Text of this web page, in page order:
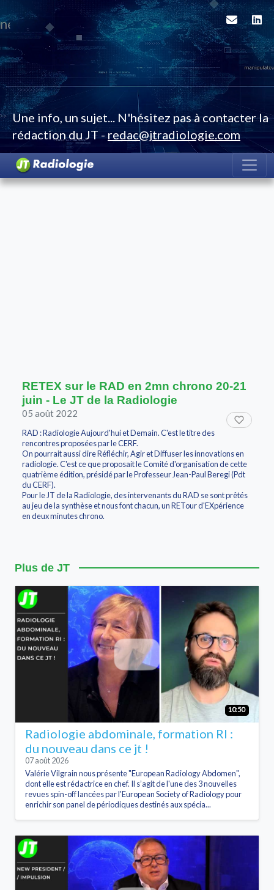
Une info, un sujet... N'hésitez pas à contacter la
rédaction du JT -redac@jtradiologie.com
RETEX sur le RAD en 2mn chrono 20-21
juin - Le JT de la Radiologie
05 août 2022
RAD : Radiologie Aujourd'hui et Demain. C'est le titre des
rencontres proposées par le CERF.
On pourrait aussi dire Réfléchir, Agir et Diffuser les innovations en
radiologie. C'est ce que proposait le Comité d'organisation de cette
quatrième édition, présidé par le Professeur Jean-Paul Beregi (Pdt
du CERF).
Pour le JT de la Radiologie, des intervenants du RAD se sont prêtés
au jeu de la synthèse et nous font chacun, un RETour d'EXpérience
en deux minutes chrono.
Plus de JT
10:50
Radiologie abdominale, formation RI :
du nouveau dans ce jt !
07 août 2026
Valérie Vilgrain nous présente "European Radiology Abdomen",
dont elle est rédactrice en chef. Il s’agit de l'une des 3 nouvelles
revues spin-off lancées par l'European Society of Radiology pour
enrichir son panel de périodiques destinés aux spécia...